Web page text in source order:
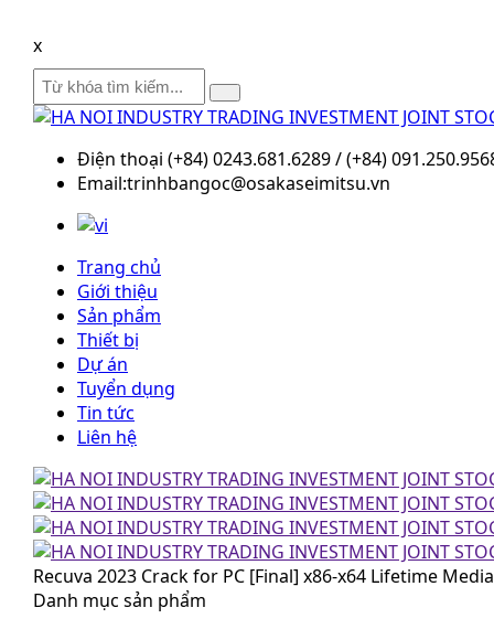
x
Điện thoại (+84) 0243.681.6289 / (+84)
Email:trinhbangoc@osakaseimitsu.vn
Trang chủ
Giới thiệu
Sản phẩm
Thiết bị
Dự án
Tuyển dụng
Tin tức
Liên hệ
Recuva 2023 Crack for PC [Final] x86-x64 Lifetime
Danh mục sản phẩm